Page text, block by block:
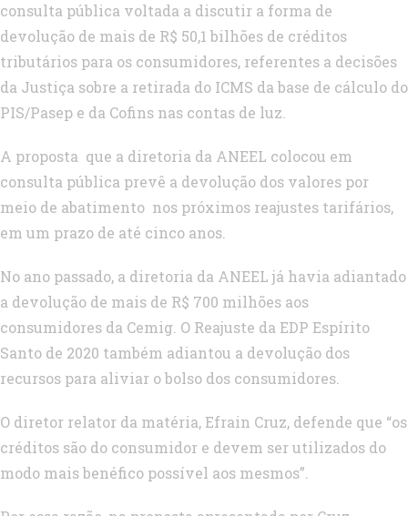
Fale Conosco!
consulta pública voltada a discutir a forma de
devolução de mais de R$ 50,1 bilhões de créditos
tributários para os consumidores, referentes a decisões
da Justiça sobre a retirada do ICMS da base de cálculo do
PIS/Pasep e da Cofins nas contas de luz.
A proposta que a diretoria da ANEEL colocou em
consulta pública prevê a devolução dos valores por
meio de abatimento nos próximos reajustes tarifários,
em um prazo de até cinco anos.
No ano passado, a diretoria da ANEEL já havia adiantado
a devolução de mais de R$ 700 milhões aos
consumidores da Cemig. O Reajuste da EDP Espírito
Santo de 2020 também adiantou a devolução dos
recursos para aliviar o bolso dos consumidores.
O diretor relator da matéria, Efrain Cruz, defende que “os
créditos são do consumidor e devem ser utilizados do
modo mais benéfico possível aos mesmos”.